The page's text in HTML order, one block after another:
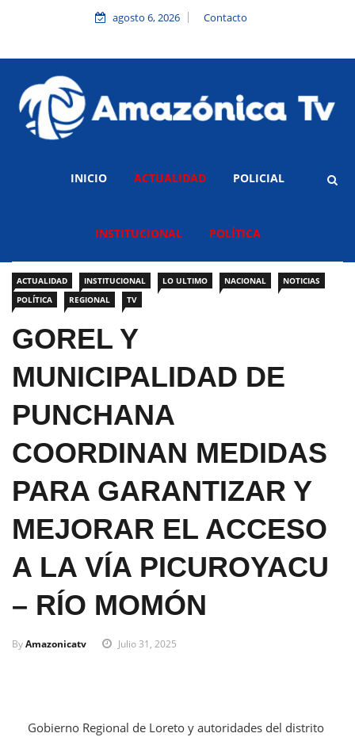
agosto 6, 2026 Contacto
INICIO ACTUALIDAD POLICIAL
INSTITUCIONAL POLÍTICA
ACTUALIDAD INSTITUCIONAL LO ULTIMO NACIONAL
NOTICIAS
POLÍTICA
REGIONAL TV
GOREL Y
MUNICIPALIDAD DE
PUNCHANA
COORDINAN MEDIDAS
PARA GARANTIZAR Y
MEJORAR EL ACCESO
A LA VÍA PICUROYACU
– RÍO MOMÓN
ByAmazonicatv Julio 31, 2025
Gobierno Regional de Loreto y autoridades del distrito